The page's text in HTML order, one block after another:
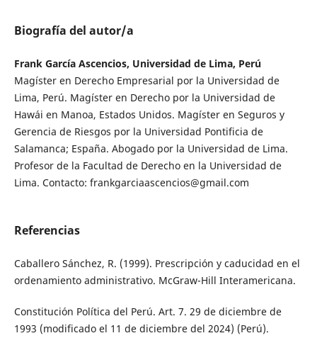
Biografía del autor/a
Frank García Ascencios, Universidad de Lima, Perú
Magíster en Derecho Empresarial por la Universidad de
Lima, Perú. Magíster en Derecho por la Universidad de
Hawái en Manoa, Estados Unidos. Magíster en Seguros y
Gerencia de Riesgos por la Universidad Pontificia de
Salamanca; España. Abogado por la Universidad de Lima.
Profesor de la Facultad de Derecho en la Universidad de
Lima. Contacto: frankgarciaascencios@gmail.com
Referencias
Caballero Sánchez, R. (1999). Prescripción y caducidad en el
ordenamiento administrativo. McGraw-Hill Interamericana.
Constitución Política del Perú. Art. 7. 29 de diciembre de
1993 (modificado el 11 de diciembre del 2024) (Perú).